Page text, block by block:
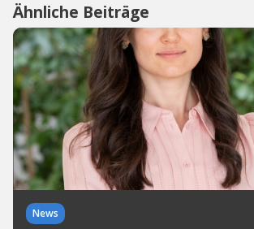
Ähnliche Beiträge
News